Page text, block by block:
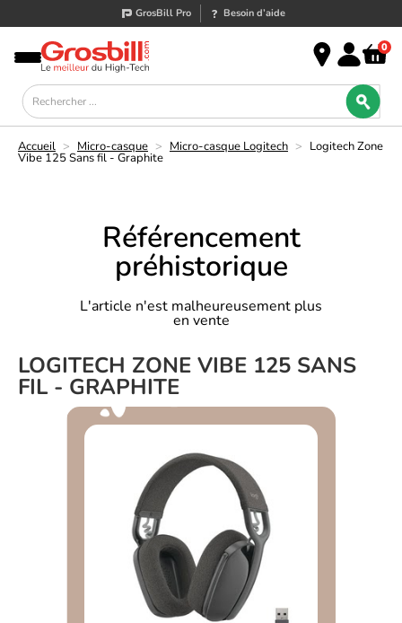
GrosBill Pro Besoin d’aide
0
Accueil > Micro-casque > Micro-casque Logitech > Logitech Zone
Vibe 125 Sans fil - Graphite
Référencement
préhistorique
L'article n'est malheureusement plus
en vente
LOGITECH ZONE VIBE 125 SANS
FIL - GRAPHITE